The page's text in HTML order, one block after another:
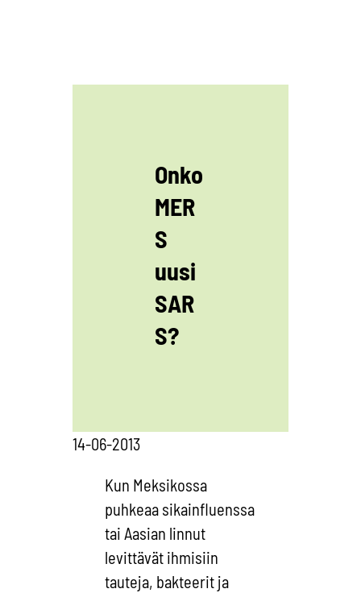
Onko
MER
S
uusi
SAR
S?
14-06-2013
Kun Meksikossa
puhkeaa sikainfluenssa
tai Aasian linnut
levittävät ihmisiin
tauteja, bakteerit ja